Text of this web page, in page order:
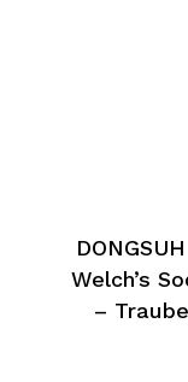
Welch’s
– Traube